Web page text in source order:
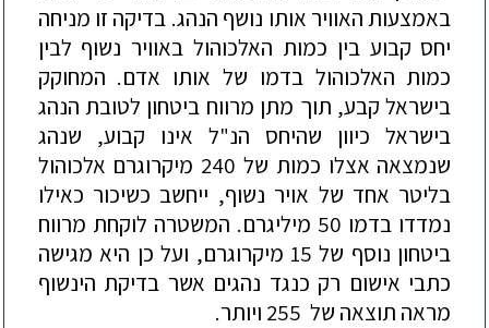
באמצעות האוויר אותו נושף הנהג. בדיקה זו מניחה
יחס קבוע בין כמות האלכוהול באוויר נשוף לבין
כמות האלכוהול בדמו של אותו אדם. המחוקק
בישראל קבע, תוך מתן מרווח ביטחון לטובת הנהג
בישראל כיוון שהיחס הנ"ל אינו קבוע, שנהג
שנמצאה אצלו כמות של 240 מיקרוגרם אלכוהול
בליטר אחד של אויר נשוף, ייחשב כשיכור כאילו
נמדדו בדמו 50 מיליגרם. המשטרה לוקחת מרווח
ביטחון נוסף של 15 מיקרוגרם, ועל כן היא מגישה
כתבי אישום רק כנגד נהגים אשר בדיקת הינשוף
מראה תוצאה של 255
ויותר.